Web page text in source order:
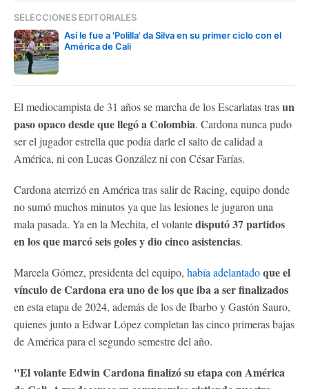
SELECCIONES EDITORIALES
Así le fue a 'Polilla' da Silva en su primer ciclo con el
América de Cali
El mediocampista de 31 años se marcha de los Escarlatas trasun
paso opaco desde que llegó a Colombia. Cardona nunca pudo
ser el jugador estrella que podía darle el salto de calidad a
América, ni con Lucas González ni con César Farías.
Cardona aterrizó en América tras salir de Racing, equipo donde
no sumó muchos minutos ya que las lesiones le jugaron una
mala pasada. Ya en la Mechita, el volantedisputó 37 partidos
en los que marcó seis goles y dio cinco asistencias.
Marcela Gómez, presidenta del equipo, había adelantadoque el
vínculo de Cardona era uno de los que iba a ser finalizados
en esta etapa de 2024, además de los de Ibarbo y Gastón Sauro,
quienes junto a Edwar López completan las cinco primeras bajas
de América para el segundo semestre del año.
"El volante Edwin Cardona finalizó su etapa con América